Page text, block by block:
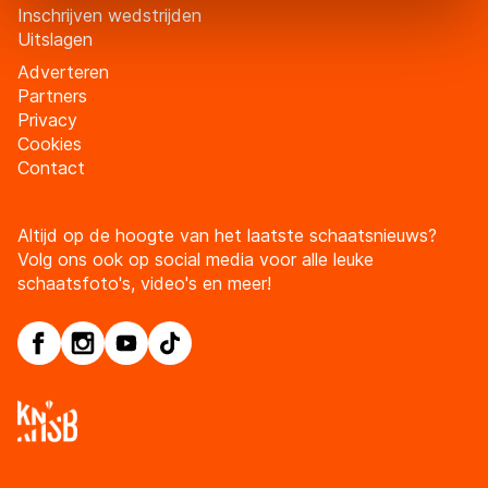
Door op ‘Toestaan’ te klikken, stemt u in met deze
overdracht. Meer informatie vindt u in ons
Inschrijven wedstrijden
Uitslagen
Adverteren
Partners
Privacy
Cookies
Contact
Altijd op de hoogte van het laatste schaatsnieuws?
Volg ons ook op social media voor alle leuke
schaatsfoto's, video's en meer!